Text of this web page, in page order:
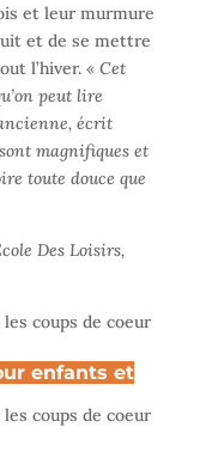
et leur murmure
et de se mettre
l’hiver. « Cet
peut lire
écrit
magnifiques et
toute douce que
Des Loisirs,
enfants et